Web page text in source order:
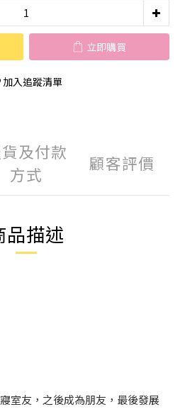
立即購買
加入追蹤清單
及付款
方式
顧客評價
品描述
室友，之後成為朋友，最後發展